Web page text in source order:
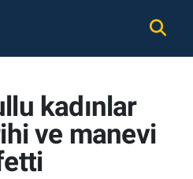
kadınlar
ve manevi